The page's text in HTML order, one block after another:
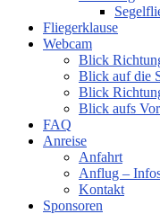
Fliegerklause
Webcam
Blick
Blick auf die
Blick
Blick aufs
FAQ
Anreise
Anfahrt
Anflug –
Kontakt
Sponsoren